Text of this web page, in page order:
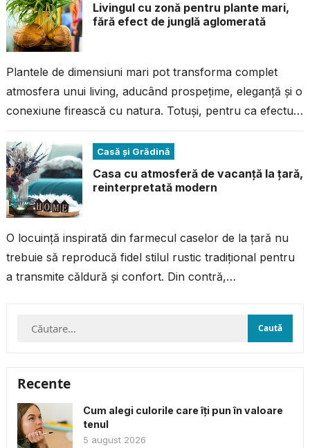
Livingul cu zonă pentru plante mari,
fără efect de junglă aglomerată
Plantele de dimensiuni mari pot transforma complet
atmosfera unui living, aducând prospețime, eleganță și o
conexiune firească cu natura. Totuși, pentru ca efectul
Casă și Grădină
Casa cu atmosferă de vacanță la țară,
reinterpretată modern
O locuință inspirată din farmecul caselor de la țară nu
trebuie să reproducă fidel stilul rustic tradițional pentru
a transmite căldură și confort. Din contră,
Caută
Recente
Cum alegi culorile care îți pun în valoare
tenul
5 august 2026